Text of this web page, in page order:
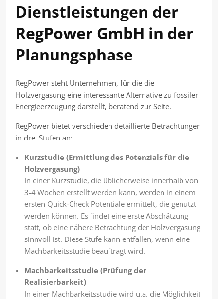
Dienstleistungen der
RegPower GmbH in der
Planungsphase
RegPower steht Unternehmen, für die die
Holzvergasung eine interessante Alternative zu fossiler
Energieerzeugung darstellt, beratend zur Seite.
RegPower bietet verschieden detaillierte Betrachtungen
in drei Stufen an:
Kurzstudie (Ermittlung des Potenzials für die
Holzvergasung)
In einer Kurzstudie, die üblicherweise innerhalb von
3-4 Wochen erstellt werden kann, werden in einem
ersten Quick-Check Potentiale ermittelt, die genutzt
werden können. Es findet eine erste Abschätzung
statt, ob eine nähere Betrachtung der Holzvergasung
sinnvoll ist. Diese Stufe kann entfallen, wenn eine
Machbarkeitsstudie beauftragt wird.
Machbarkeitsstudie (Prüfung der
Realisierbarkeit)
In einer Machbarkeitsstudie wird u.a. die Möglichkeit